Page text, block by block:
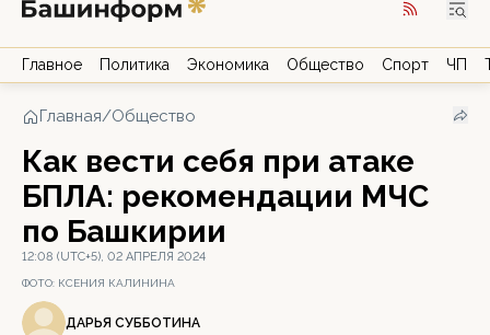
Главное Политика Экономика Общество Спорт ЧП
Главная/Общество
Как вести себя при атаке
БПЛА: рекомендации МЧС
по Башкирии
12:08 (UTC+5), 02 АПРЕЛЯ 2024
ФОТО: КСЕНИЯ КАЛИНИНА
ДАРЬЯ СУББОТИНА